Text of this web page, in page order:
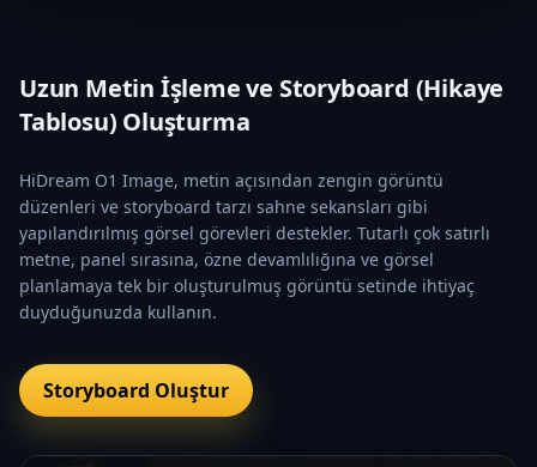
Uzun Metin İşleme ve Storyboard (Hikaye
Tablosu) Oluşturma
HiDream O1 Image, metin açısından zengin görüntü
düzenleri ve storyboard tarzı sahne sekansları gibi
yapılandırılmış görsel görevleri destekler. Tutarlı çok satırlı
metne, panel sırasına, özne devamlılığına ve görsel
planlamaya tek bir oluşturulmuş görüntü setinde ihtiyaç
duyduğunuzda kullanın.
Storyboard Oluştur